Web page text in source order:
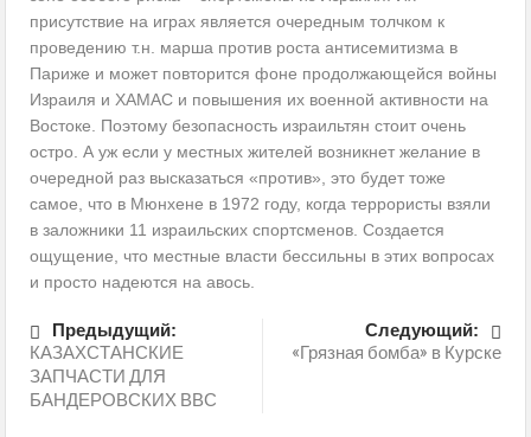
присутствие на играх является очередным толчком к
проведению т.н. марша против роста антисемитизма в
Париже и может повторится фоне продолжающейся войны
Израиля и ХАМАС и повышения их военной активности на
Востоке. Поэтому безопасность израильтян стоит очень
остро. А уж если у местных жителей возникнет желание в
очередной раз высказаться «против», это будет тоже
самое, что в Мюнхене в 1972 году, когда террористы взяли
в заложники 11 израильских спортсменов. Создается
ощущение, что местные власти бессильны в этих вопросах
и просто надеются на авось.
Предыдущий:
КАЗАХСТАНСКИЕ
ЗАПЧАСТИ ДЛЯ
БАНДЕРОВСКИХ ВВС
Следующий:
«Грязная бомба» в Курске